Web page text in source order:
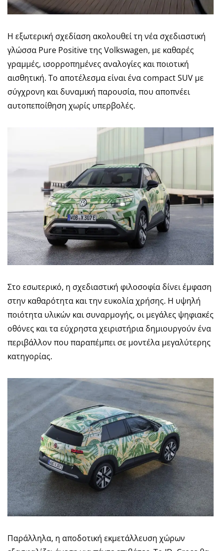
Η εξωτερική σχεδίαση ακολουθεί τη νέα σχεδιαστική
γλώσσα Pure Positive της Volkswagen, με καθαρές
γραμμές, ισορροπημένες αναλογίες και ποιοτική
αισθητική. Το αποτέλεσμα είναι ένα compact SUV με
σύγχρονη και δυναμική παρουσία, που αποπνέει
αυτοπεποίθηση χωρίς υπερβολές.
Στο εσωτερικό, η σχεδιαστική φιλοσοφία δίνει έμφαση
στην καθαρότητα και την ευκολία χρήσης. Η υψηλή
ποιότητα υλικών και συναρμογής, οι μεγάλες ψηφιακές
οθόνες και τα εύχρηστα χειριστήρια δημιουργούν ένα
περιβάλλον που παραπέμπει σε μοντέλα μεγαλύτερης
κατηγορίας.
Παράλληλα, η αποδοτική εκμετάλλευση χώρων